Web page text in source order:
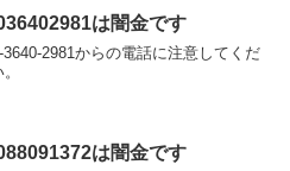
は闇金です
3640-2981からの電話に注意してくだ
は闇金です